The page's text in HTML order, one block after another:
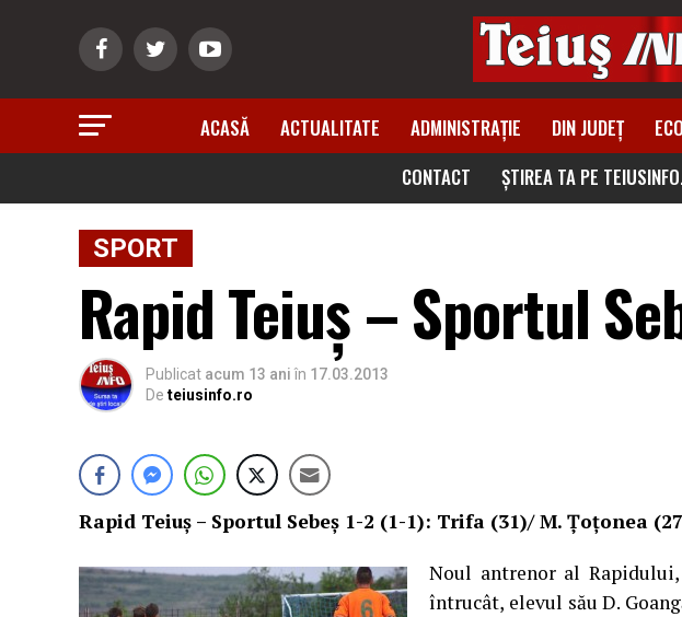
ACASĂ ACTUALITATE ADMINISTRAȚIE DIN JUDEȚ
CONTACT
ȘTIREA TA PE
SPORT
Rapid Teiuş – Sportul
Publicat acum 13 ani în 17.03.2013
De teiusinfo.ro
Rapid Teiuş – Sportul Sebeş 1-2 (1-1): Trifa (31)/ M. Ţoţonea
Noul antrenor al
întrucât, elevul său D.